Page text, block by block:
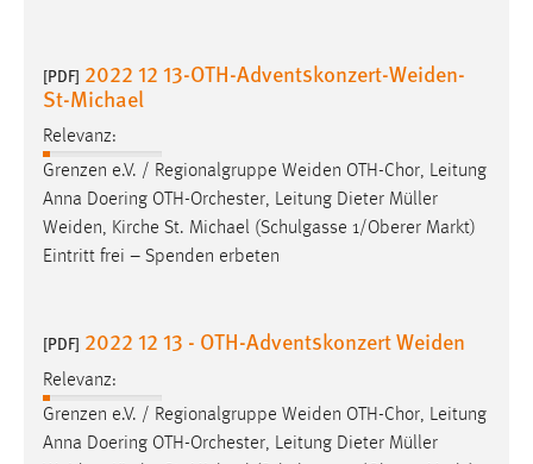
[PDF] 2022 12 13-OTH-Adventskonzert-Weiden-
St-Michael
Relevanz:
Grenzen e.V. / Regionalgruppe Weiden OTH-Chor, Leitung
Anna Doering OTH-Orchester, Leitung Dieter Müller
Weiden, Kirche St. Michael (Schulgasse 1/Oberer Markt)
Eintritt frei – Spenden erbeten
[PDF] 2022 12 13 - OTH-Adventskonzert Weiden
Relevanz:
Grenzen e.V. / Regionalgruppe Weiden OTH-Chor, Leitung
Anna Doering OTH-Orchester, Leitung Dieter Müller